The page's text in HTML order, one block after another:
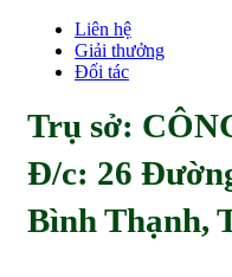
Liên hệ
Giải thưởng
Đối tác
Trụ sở:
Đ/c: 26
Bình Thạnh,